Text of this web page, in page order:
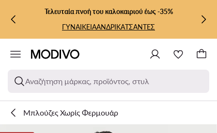
ΜΕΤΆΒΑΣΗ ΣΤΟ ΚΎΡΙΟ ΠΕΡΙΕΧΌΜΕΝΟ
ΜΕΤΆΒΑΣΗ ΣΤΗΝ ΑΝΑΖΉΤΗΣΗ
Τελευταία πνοή του καλοκαιριού έως -35%
ΓΥΝΑΙΚΕΙΑΑΝΔΡΙΚΑΤΣΑΝΤΕΣ
Αναζήτηση μάρκας, προϊόντος, στυλ
Μπλούζες Χωρίς Φερμουάρ